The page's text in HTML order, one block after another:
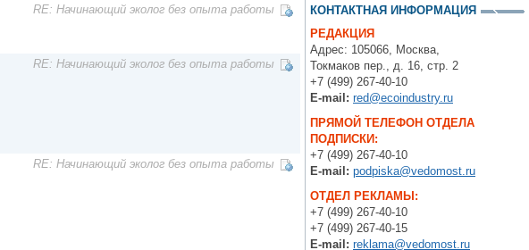
RE: Начинающий эколог без опыта работы
RE: Начинающий эколог без опыта работы
RE: Начинающий эколог без опыта работы
КОНТАКТНАЯ ИНФОРМАЦИЯ
РЕДАКЦИЯ
Адрес: 105066, Москва,
Токмаков пер., д. 16, стр. 2
+7 (499) 267-40-10
E-mail: red@ecoindustry.ru
ПРЯМОЙ ТЕЛЕФОН ОТДЕЛА
ПОДПИСКИ:
+7 (499) 267-40-10
E-mail: podpiska@vedomost.ru
ОТДЕЛ РЕКЛАМЫ:
+7 (499) 267-40-10
+7 (499) 267-40-15
E-mail: reklama@vedomost.ru